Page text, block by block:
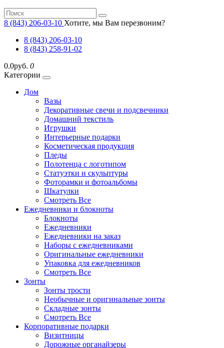
8 (843) 206-03-10 Хотите, мы Вам перезвоним?
8 (843) 206-03-10
8 (843) 258-91-02
0.0руб. 0
Категории
Дом
Вазы
Декоративные свечи и подсвечники
Домашний текстиль
Игрушки
Интерьерные подарки
Косметическая продукция
Пледы
Полотенца с логотипом
Статуэтки и скульптуры
Фоторамки и фотоальбомы
Шкатулки
Смотреть Все
Ежедневники и блокноты
Блокноты
Ежедневники
Ежедневники на заказ
Наборы с ежедневниками
Оригинальные ежедневники
Упаковка для ежедневников
Смотреть Все
Зонты
Зонты трости
Необычные и оригинальные зонты
Складные зонты
Смотреть Все
Корпоративные подарки
Визитницы
Дорожные органайзеры